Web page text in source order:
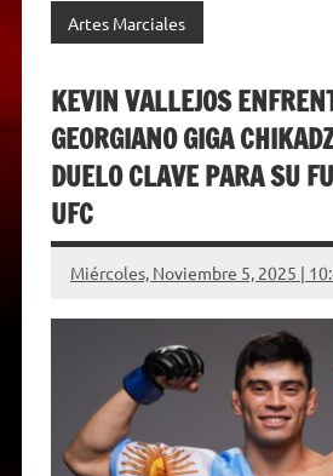
Artes Marciales
KEVIN VALLEJOS
GEORGIANO GIGA
DUELO CLAVE PARA SU
UFC
Miércoles, Noviembre 5, 2025 |